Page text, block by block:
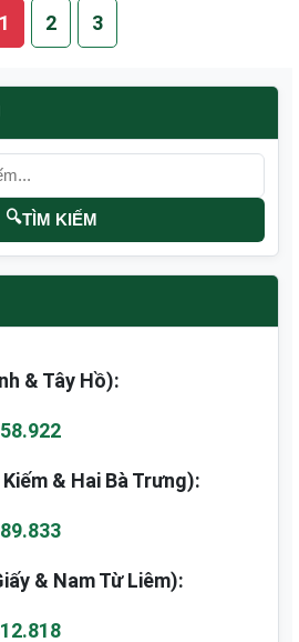
1 2 3
🔍TÌM KIẾM
& Tây Hồ):
& Hai Bà Trưng):
& Nam Từ Liêm):